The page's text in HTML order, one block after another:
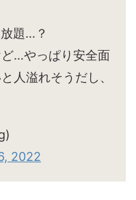
題…？
…やっぱり安全面
人溢れそうだし、
2022